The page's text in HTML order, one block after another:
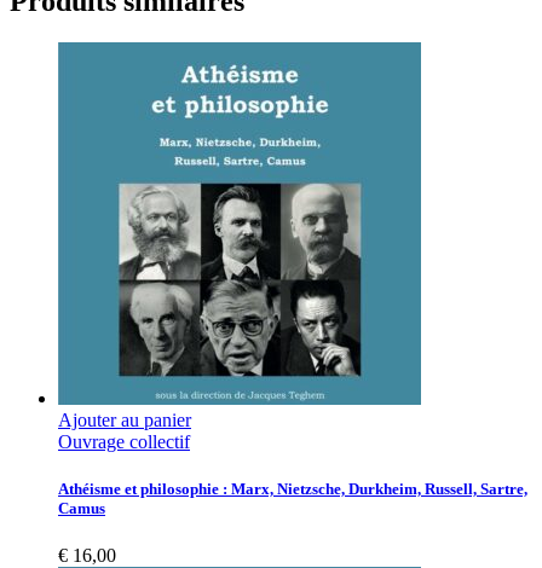
Ajouter au panier
Ouvrage collectif
Athéisme et philosophie : Marx, Nietzsche, Durkheim, Russell, Sartre,
Camus
€ 16,00